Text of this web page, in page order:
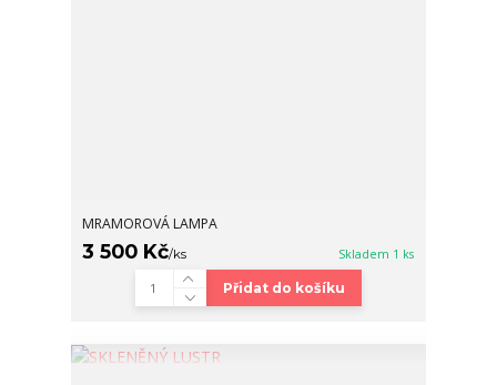
MRAMOROVÁ LAMPA
3 500 Kč/ks Skladem 1 ks
Přidat do košíku